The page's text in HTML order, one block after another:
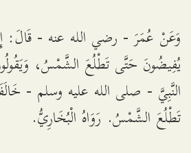
وَعَنْ عُمَرَ - رضي الله عنه - قَالَ:
يُفِيضُونَ حَتَّى تَطْلُعَ الشَّمْسُ،
النَّبِيَّ - صلى الله عليه وسلم -
تَطْلُعَ الشَّمْسُ. رَوَاهُ الْبُخَارِيُّ.